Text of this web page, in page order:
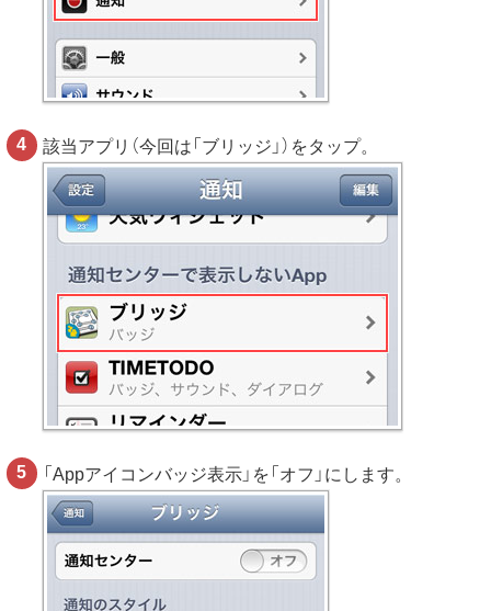
該当アプリ（今回は「ブリッジ」）をタップ。
「Appアイコンバッジ表示」を「オフ」にします。